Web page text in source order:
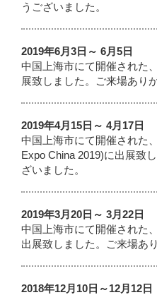
うございました。
2019年6月3日～ 6月5日
中国上海市にて開催された
展致しました。ご来場あり
2019年4月15日～ 4月17日
中国上海市にて開催された
Expo China 2019)に出展致
ざいました。
2019年3月20日～ 3月22日
中国上海市にて開催された
出展致しました。ご来場あ
2018年12月10日～12月12日